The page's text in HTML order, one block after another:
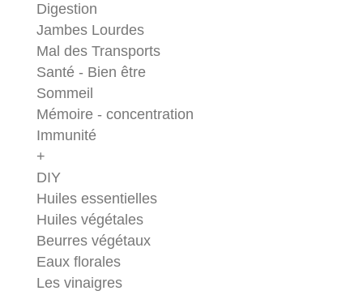
Digestion
Jambes Lourdes
Mal des Transports
Santé - Bien être
Sommeil
Mémoire - concentration
Immunité
+
DIY
Huiles essentielles
Huiles végétales
Beurres végétaux
Eaux florales
Les vinaigres